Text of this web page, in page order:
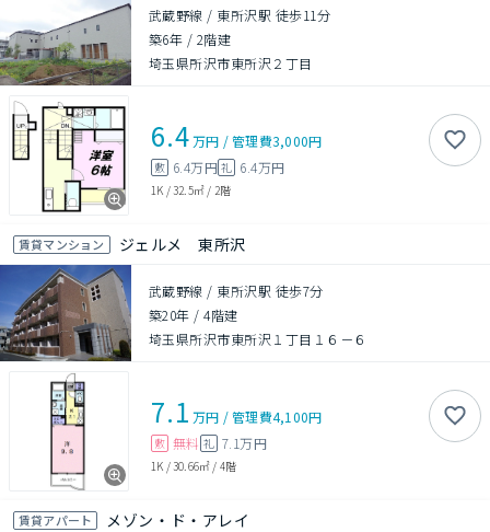
武蔵野線 / 東所沢駅 徒歩11分
築6年 / 2階建
埼玉県所沢市東所沢２丁目
6.4万円 /管理費3,000円
敷 6.4万円礼 6.4万円
1K /32.5㎡ / 2階
賃貸マンション ジェルメ 東所沢
武蔵野線 / 東所沢駅 徒歩7分
築20年 /4階建
埼玉県所沢市東所沢１丁目１６－６
7.1 万円 /管理費4,100円
敷 無料 礼 7.1万円
1K /30.66㎡ / 4階
賃貸アパート メゾン・ド・アレイ